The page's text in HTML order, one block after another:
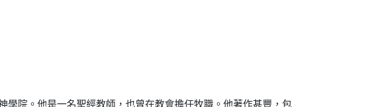
院。他是一名聖經教師，也曾在教會擔任牧職。他著作甚豐，包